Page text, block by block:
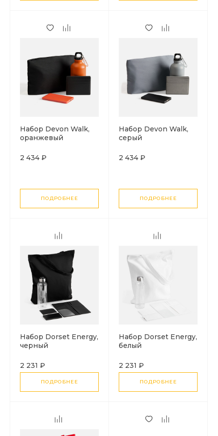
Набор Devon Walk,
оранжевый
2 434 ₽
ПОДРОБНЕЕ
Набор Devon Walk,
серый
2 434 ₽
ПОДРОБНЕЕ
Набор Dorset Energy,
черный
2 231 ₽
ПОДРОБНЕЕ
Набор Dorset Energy,
белый
2 231 ₽
ПОДРОБНЕЕ